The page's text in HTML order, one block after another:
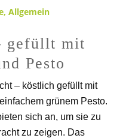
,Allgemein
gefüllt mit
Pesto
– köstlich gefüllt mit
grünem Pesto.
sich an, um sie zu
zu zeigen. Das